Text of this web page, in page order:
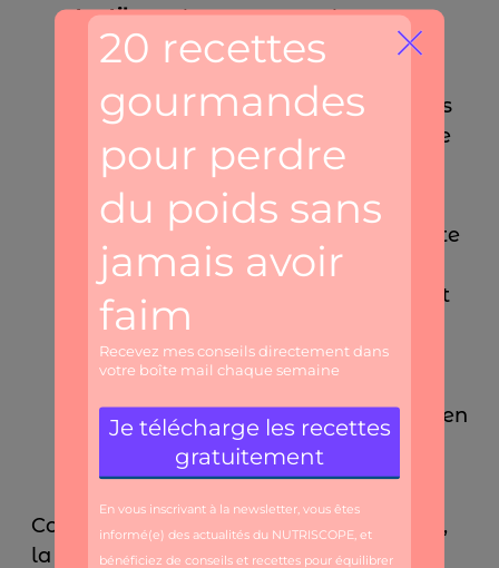
tactile, on trouvera un potager
connecté. Il en existe déjà de
mais ceux-là seront bien plus grands
et offriront des possibilités de culture
plus larges (pieds de tomates,
salades, petits arbres fruitiers, etc.).
D’autres objets connectés ont de forte
chance de venir s’ajouter à la liste :
des verres et carafes qui s’assureront
de l’hydratation suffisante de notre
famille, des couverts qui ajustent la
vitesse de nos repas, ou encore des
ruches urbainesqui nous fourniront en
Comme l’ensemble de nos équipements,
la cuisine va connaître une révolution